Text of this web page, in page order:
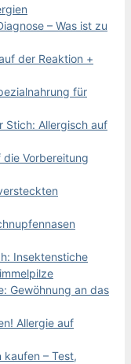
– Was ist zu
der Reaktion +
für
Stich: Allergisch auf
die Vorbereitung
Insektenstiche
Gewöhnung an das
Allergie auf
– Test,